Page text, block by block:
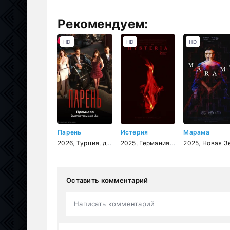
Рекомендуем:
Парень
2026 Турция драма
HD
Истерия
2025 Германия , триллер драма
HD
Марама
2025 Новая
HD
Оставить комментарий
Написать комментарий